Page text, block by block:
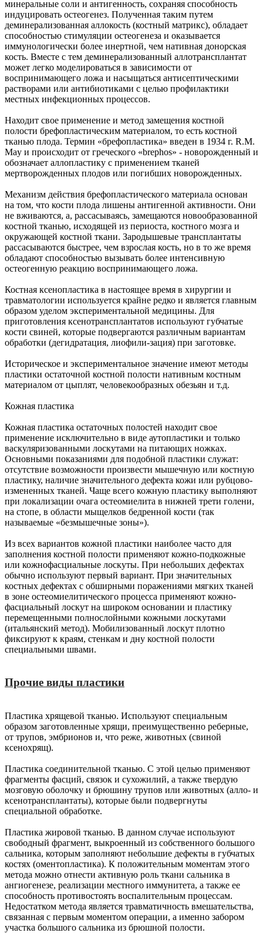
минеральные соли и антигенность, сохраняя способность
индуцировать остеогенез. Полученная таким путем
деминерализованная аллокость (костный матрикс), обладает
способностью стимуляции остеогенеза и оказывается
иммунологически более инертной, чем нативная донорская
кость. Вместе с тем деминерализованный аллотрансплантат
может легко моделироваться в зависимости от
воспринимающего ложа и насыщаться антисептическими
растворами или антибиотиками с целью профилактики
местных инфекционных процессов.
Находит свое применение и метод замещения костной
полости брефопластическим материалом, то есть костной
тканью плода. Термин «брефопластика» введен в 1934 г. R.M.
May и происходит от греческого «brephos» - новорожденный и
обозначает аллопластику с применением тканей
мертворожденных плодов или погибших новорожденных.
Механизм действия брефопластического материала основан
на том, что кости плода лишены антигенной активности. Они
не вживаются, а, рассасываясь, замещаются новообразованной
костной тканью, исходящей из периоста, костного мозга и
окружающей костной ткани. Зародышевые трансплантаты
рассасываются быстрее, чем взрослая кость, но в то же время
обладают способностью вызывать более интенсивную
остеогенную реакцию воспринимающего ложа.
Костная ксенопластика в настоящее время в хирургии и
травматологии используется крайне редко и является главным
образом уделом экспериментальной медицины. Для
приготовления ксенотрансплантатов используют губчатые
кости свиней, которые подвергаются различным вариантам
обработки (дегидратация, лиофили-зация) при заготовке.
Историческое и экспериментальное значение имеют методы
пластики остаточной костной полости нативным костным
материалом от цыплят, человекообразных обезьян и т.д.
Кожная пластика
Кожная пластика остаточных полостей находит свое
применение исключительно в виде аутопластики и только
васкуляризованными лоскутами на питающих ножках.
Основными показаниями для подобной пластики служат:
отсутствие возможности произвести мышечную или костную
пластику, наличие значительного дефекта кожи или рубцово-
измененных тканей. Чаще всего кожную пластику выполняют
при локализации очага остеомиелита в нижней трети голени,
на стопе, в области мыщелков бедренной кости (так
называемые «безмышечные зоны»).
Из всех вариантов кожной пластики наиболее часто для
заполнения костной полости применяют кожно-подкожные
или кожнофасциальные лоскуты. При небольших дефектах
обычно используют первый вариант. При значительных
костных дефектах с обширными поражениями мягких тканей
в зоне остеомиелитического процесса применяют кожно-
фасциальный лоскут на широком основании и пластику
перемещенными полнослойными кожными лоскутами
(итальянский метод). Мобилизованный лоскут плотно
фиксируют к краям, стенкам и дну костной полости
специальными швами.
Прочие виды пластики
Пластика хрящевой тканью. Используют специальным
образом заготовленные хрящи, преимущественно реберные,
от трупов, эмбрионов и, что реже, животных (свиной
ксенохрящ).
Пластика соединительной тканью. С этой целью применяют
фрагменты фасций, связок и сухожилий, а также твердую
мозговую оболочку и брюшину трупов или животных (алло- и
ксенотрансплантаты), которые были подвергнуты
специальной обработке.
Пластика жировой тканью. В данном случае используют
свободный фрагмент, выкроенный из собственного большого
сальника, которым заполняют небольшие дефекты в губчатых
костях (оментопластика). К положительным моментам этого
метода можно отнести активную роль ткани сальника в
ангиогенезе, реализации местного иммунитета, а также ее
способность противостоять воспалительным процессам.
Недостатком метода является травматичность вмешательства,
связанная с первым моментом операции, а именно забором
участка большого сальника из брюшной полости.